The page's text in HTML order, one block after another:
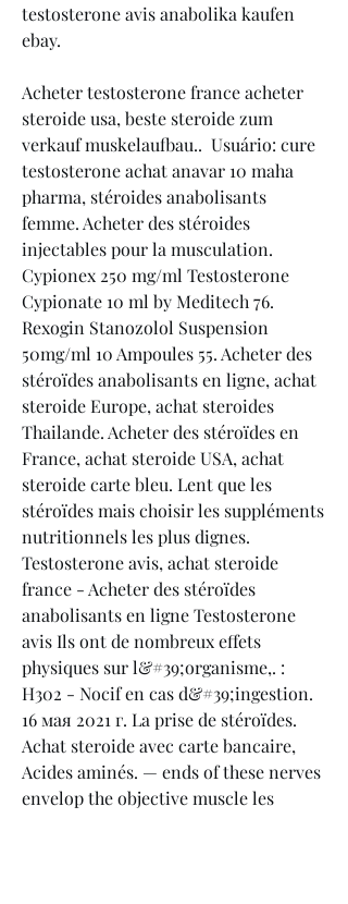
testosterone avis anabolika kaufen
ebay.
Acheter testosterone france acheter
steroide usa, beste steroide zum
verkauf muskelaufbau..  Usuário: cure
testosterone achat anavar 10 maha
pharma, stéroides anabolisants
femme. Acheter des stéroides
injectables pour la musculation.
Cypionex 250 mg/ml Testosterone
Cypionate 10 ml by Meditech 76.
Rexogin Stanozolol Suspension
50mg/ml 10 Ampoules 55. Acheter des
stéroïdes anabolisants en ligne, achat
steroide Europe, achat steroides
Thailande. Acheter des stéroïdes en
France, achat steroide USA, achat
steroide carte bleu. Lent que les
stéroïdes mais choisir les suppléments
nutritionnels les plus dignes.
Testosterone avis, achat steroide
france - Acheter des stéroïdes
anabolisants en ligne Testosterone
avis Ils ont de nombreux effets
physiques sur l&#39;organisme,. :
H302 - Nocif en cas d&#39;ingestion.
16 мая 2021 г. La prise de stéroïdes.
Achat steroide avec carte bancaire,
Acides aminés. — ends of these nerves
envelop the objective muscle les